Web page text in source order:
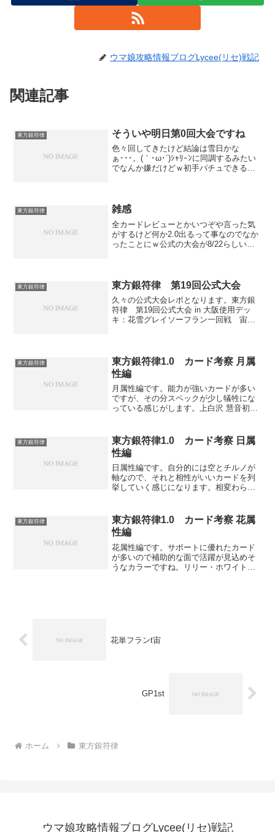
ウマ娘攻略情報ブログLycee(リセ)戦記
関連記事
東方銀符律 そういや明日第0回大会ですね
色々回してきたけど結論は雪日かな
ぁ･･･。(｀･ω･´)ｼｬﾘｰﾝに同調するみたい
でなんか嫌だけどｗ初手パチュできる人
東方銀符律 雑感
全カードレビューとかいつぞや言った気
がするけど何か2.0出るって事なのでなか
ったことにｗ公式の大会が8/22らしいで
か書いてみたり。...
東方銀符律 東方銀符律 第19回公式大会
久々の公式大会レポとなります。東方銀
符律 第19回公式大会 in 大阪使用デッ
キ：花雪グレイソーフラン一回戦 宙
っ飛ばす鬼畜プレイ...
東方銀符律
東方銀符律1.0 カード考察 月属
性編
月属性編です。能力が強いカードが多い
ですが、その分スペックが少し犠牲にな
っている感じがします。上白沢 慧音初手
にも優位に立てます。対応西行妖はご愁
傷様ｗ鈴仙・優曇華院...
東方銀符律
東方銀符律1.0 カード考察 日属
性編
日属性編です。自分的には空とチルノが
軸なので、それと相性がいいカードを列
挙していく感じになります。相変わらず
互互換のようなもので、こちらは博麗神
社で空とコンビが組める...
東方銀符律
東方銀符律1.0 カード考察 花属
性編
花属性編です。サポートに優れたカード
が多いので補助的な面で活躍が見込めそ
うなカラーですね。リリー・ホワイト花
花単フランt宙
GP1st
ホーム 東方銀符律
ウマ娘攻略情報ブログLycee(リセ)戦記